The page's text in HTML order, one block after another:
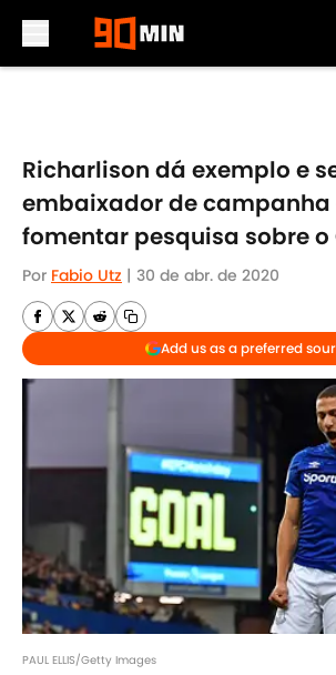
Richarlison dá exemplo e
embaixador de campanha
fomentar pesquisa sobre o
Por Fabio Utz | 30 de abr. de 2020
Add us as a preferred
PAUL ELLIS/Getty Images